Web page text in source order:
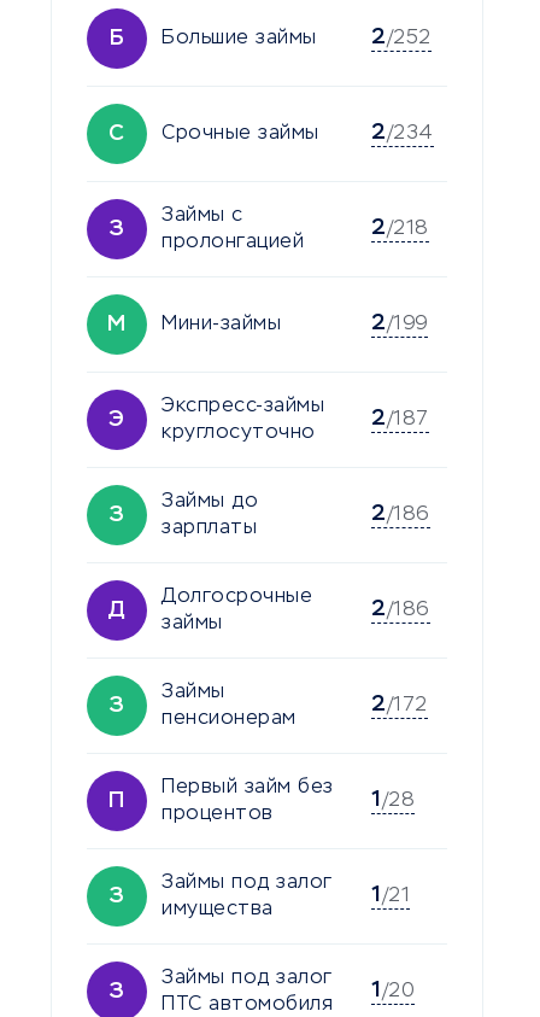
Б Большие займы 2/252
С Срочные займы 2/234
З
Займы с
пролонгацией
2/218
М Мини-займы 2/199
Э
Экспресс-займы
круглосуточно
2/187
З
Займы до
зарплаты
2/186
Д
Долгосрочные
займы
2/186
З
Займы
пенсионерам
2/172
Первый займ без
процентов
1 /28
З
Займы под залог
имущества
1 /21
З
Займы под залог
ПТС автомобиля
1 /20